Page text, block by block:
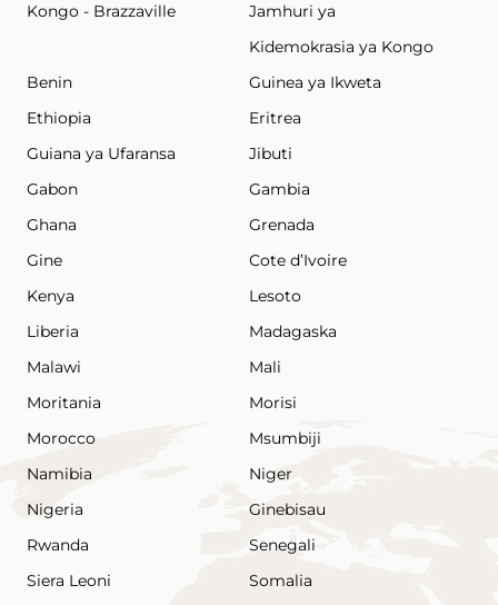
Kongo - Brazzaville
Jamhuri ya
Kidemokrasia ya Kongo
Benin
Guinea ya Ikweta
Ethiopia
Eritrea
Guiana ya Ufaransa
Jibuti
Gabon
Gambia
Ghana
Grenada
Gine
Cote d’Ivoire
Kenya
Lesoto
Liberia
Madagaska
Malawi
Mali
Moritania
Morisi
Morocco
Msumbiji
Namibia
Niger
Nigeria
Ginebisau
Rwanda
Senegali
Siera Leoni
Somalia